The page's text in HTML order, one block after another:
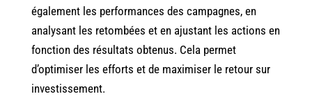
également les performances des campagnes, en
analysant les retombées et en ajustant les actions en
fonction des résultats obtenus. Cela permet
d’optimiser les efforts et de maximiser le retour sur
investissement.